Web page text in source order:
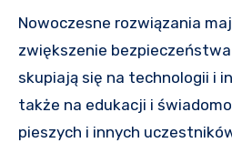
Nowoczesne rozwiązania
zwiększenie
skupiają się na technologii i
także na edukacji i
pieszych i innych